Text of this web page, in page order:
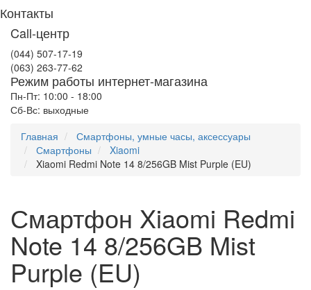
Контакты
Call-центр
(044) 507-17-19
(063) 263-77-62
Режим работы интернет-магазина
Пн-Пт: 10:00 - 18:00
Сб-Вс: выходные
Главная
Смартфоны, умные часы, аксессуары
Смартфоны
Xiaomi
Xiaomi Redmi Note 14 8/256GB Mist Purple (EU)
Смартфон Xiaomi Redmi
Note 14 8/256GB Mist
Purple (EU)